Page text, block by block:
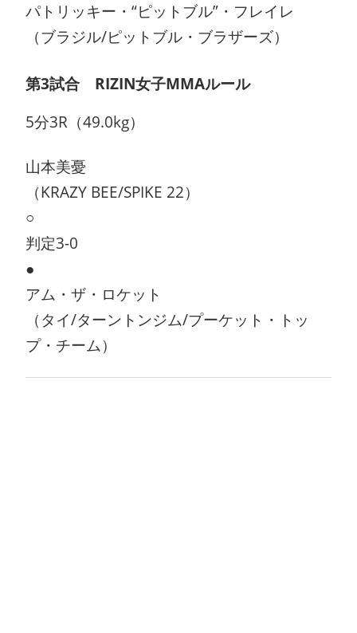
パトリッキー・“ピットブル”・フレイレ
（ブラジル/ピットブル・ブラザーズ）
第3試合 RIZIN女子MMAルール
5分3R（49.0kg）
山本美憂
（KRAZY BEE/SPIKE 22）
○
判定3-0
●
アム・ザ・ロケット
（タイ/ターントンジム/プーケット・トッ
プ・チーム）